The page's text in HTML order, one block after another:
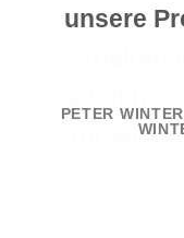
für sich.
unsere
PETER
RODRIGO